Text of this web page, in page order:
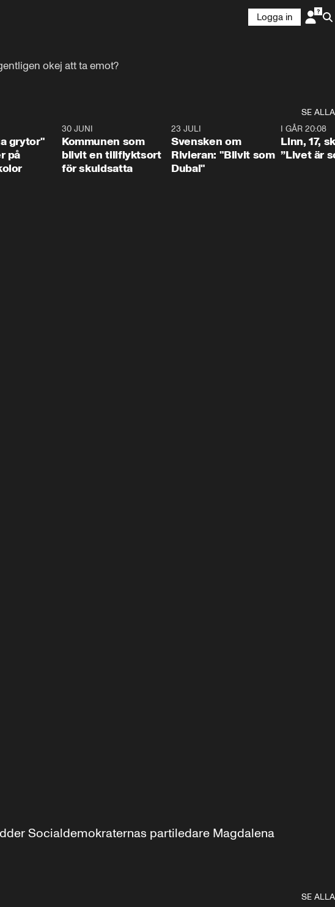
Logga in
okej att ta emot?
SE ALLA
grytor"
på
1:24
30 JUNI
Kommunen som
blivit en tillflyktsort
för skuldsatta
23 JULI
Svensken om
Rivieran: "Blivit som
Dubai"
I GÅR 20:08
Linn, 17,
”Livet är
Socialdemokraternas partiledare Magdalena
SE ALLA